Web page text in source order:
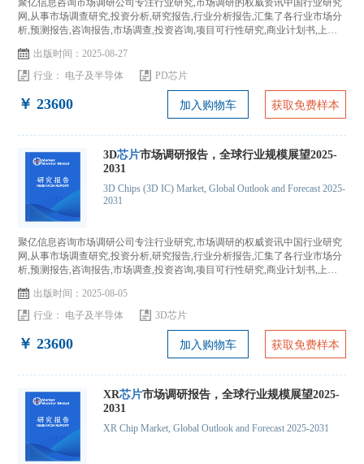
聚亿信息咨询市场调研公司专注行业研究,市场调研的权威资讯中国行业研究
网,从事市场调查研究,投资分析,研究报告,行业分析报告,汇集了各行业市场分
析,预测报告,咨询报告,市场调查,投资咨询,项目可行性研究,商业计划书,上市
出版时间：2025-08-27
行业： 电子及半导体 PD芯片
￥ 23600 加入购物车 获取免费样本
3D芯片市场调研报告，全球行业规模展望2025-
2031
3D Chips (3D IC) Market, Global Outlook and Forecast 2025-
2031
聚亿信息咨询市场调研公司专注行业研究,市场调研的权威资讯中国行业研究
网,从事市场调查研究,投资分析,研究报告,行业分析报告,汇集了各行业市场分
析,预测报告,咨询报告,市场调查,投资咨询,项目可行性研究,商业计划书,上市
出版时间：2025-08-05
行业： 电子及半导体 3D芯片
￥ 23600 加入购物车 获取免费样本
XR芯片市场调研报告，全球行业规模展望2025-
2031
XR Chip Market, Global Outlook and Forecast 2025-2031